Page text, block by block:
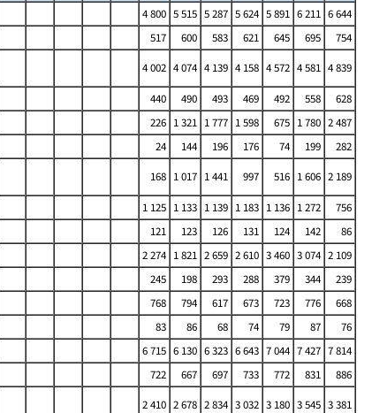
4 800 5 515 5 287 5 624 5 891 6 211 6 644
517 600 583 621 645 695
754
4 002 4 074 4 139 4 158 4 572 4 581 4 839
440 490 493 469 492 558
628
226 1 321 1 777 1 598 675 1 780 2 487
24 144 196 176 74 199
282
168 1 017 1 441 997 516 1 606 2 189
1 125 1 133 1 139 1 183 1 136 1 272
756
121 123 126 131 124 142
86
2 274 1 821 2 659 2 610 3 460 3 074 2 109
245 198 293 288 379 344
239
768 794 617 673 723 776
668
83 86 68 74 79 87
76
6 715 6 130 6 323 6 643 7 044 7 427 7 814
722 667 697 733 772 831
886
2 410 2 678 2 834 3 032 3 180 3 545 3 381